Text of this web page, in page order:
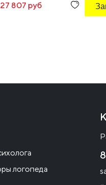
27 807 руб
логопеда